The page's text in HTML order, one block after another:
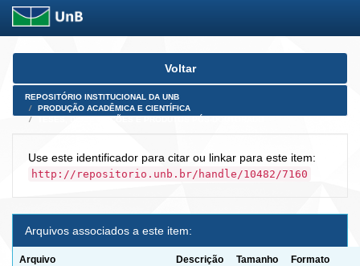
Skip
Voltar
REPOSITÓRIO INSTITUCIONAL DA UNB
PRODUÇÃO ACADÊMICA E CIENTÍFICA
Use este identificador para citar ou linkar para este item:
http://repositorio.unb.br/handle/10482/7160
Arquivos associados a este item:
Arquivo Descrição Tamanho Formato